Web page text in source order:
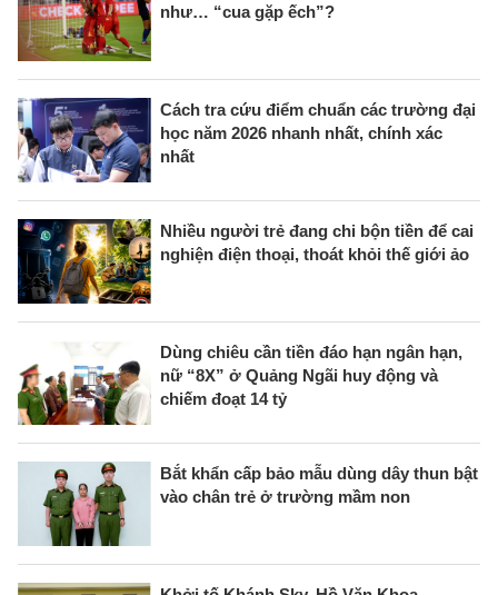
như… “cua gặp ếch”?
Cách tra cứu điểm chuẩn các trường đại
học năm 2026 nhanh nhất, chính xác
nhất
Nhiều người trẻ đang chi bộn tiền để cai
nghiện điện thoại, thoát khỏi thế giới ảo
Dùng chiêu cần tiền đáo hạn ngân hạn,
nữ “8X” ở Quảng Ngãi huy động và
chiếm đoạt 14 tỷ
Bắt khẩn cấp bảo mẫu dùng dây thun bật
vào chân trẻ ở trường mầm non